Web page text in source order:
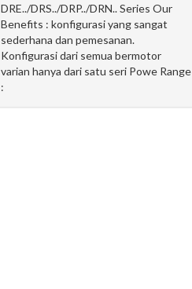
DRE../DRS../DRP../DRN.. Series Our
Benefits : konfigurasi yang sangat
sederhana dan pemesanan.
Konfigurasi dari semua bermotor
varian hanya dari satu seri Powe Range
: